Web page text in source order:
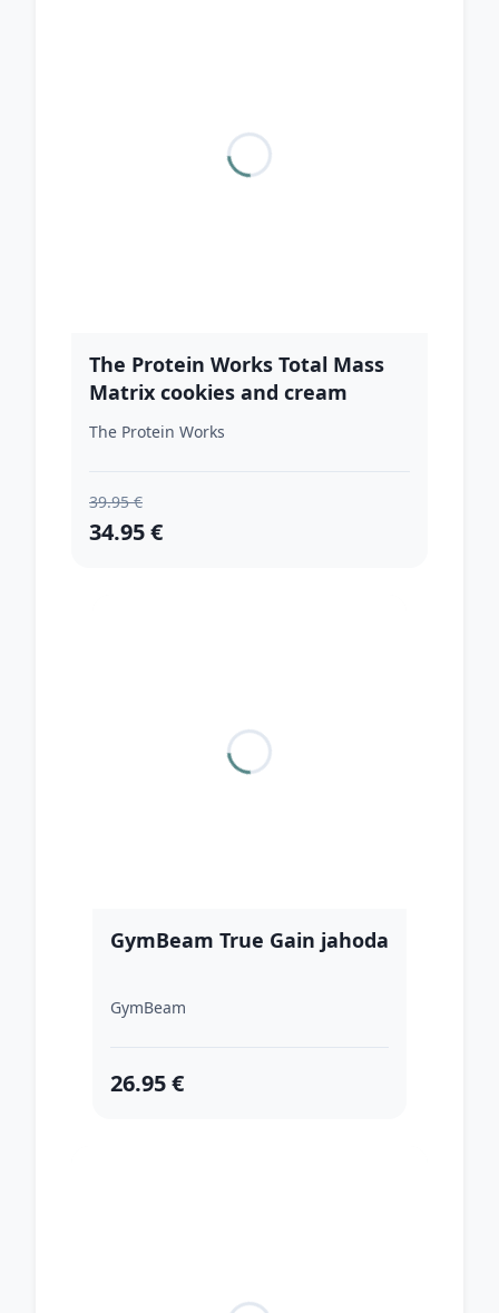
The Protein Works Total Mass
Matrix cookies and cream
The Protein Works
39.95 €
34.95 €
GymBeam True Gain jahoda
GymBeam
26.95 €